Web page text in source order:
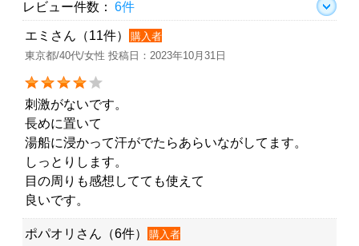
レビュー件数： 6件
エミさん（11件）
購入者
東京都/40代/女性 投稿日：2023年10月31日
刺激がないです。
長めに置いて
湯船に浸かって汗がでたらあらいながしてます。
しっとりします。
目の周りも感想してても使えて
良いです。
ポパオリさん（6件）
購入者